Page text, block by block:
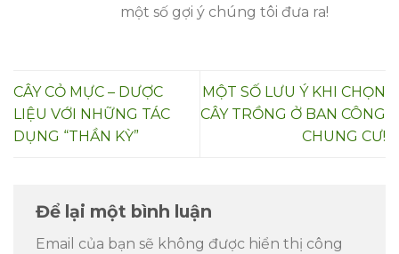
một số gợi ý chúng tôi đưa ra!
CÂY CỎ MỰC – DƯỢC
LIỆU VỚI NHỮNG TÁC
DỤNG “THẦN KỲ”
MỘT SỐ LƯU Ý KHI CHỌN
CÂY TRỒNG Ở BAN CÔNG
CHUNG CƯ!
Để lại một bình luận
Email của bạn sẽ không được hiển thị công